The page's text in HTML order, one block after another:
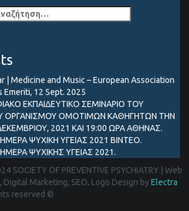
| Medicine and Music – European Association
Emeriti, 12 Sept. 2025
ΕΚΠΑΙΔΕΥΤΙΚΟ ΣΕΜΙΝΑΡΙΟ ΤΟΥ
ΟΡΓΑΝΙΣΜΟΥ ΟΜΟΤΙΜΩΝ ΚΑΘΗΓΗΤΩΝ ΤΗΝ
2021 ΚΑΙ 19:00 ΩΡΑ ΑΘΗΝΑΣ.
ΨΥΧΙΚΗ ΥΓΕΙΑΣ 2021 ΒΙΝΤΕΟ.
ΨΥΧΙΚΗΣ ΥΓΕΙΑΣ 2021.
SOCIETY OF PREVENTIVE PSYCHIATRY
Web
Marketing, SEO, Logo Design byElectra
reserved ©